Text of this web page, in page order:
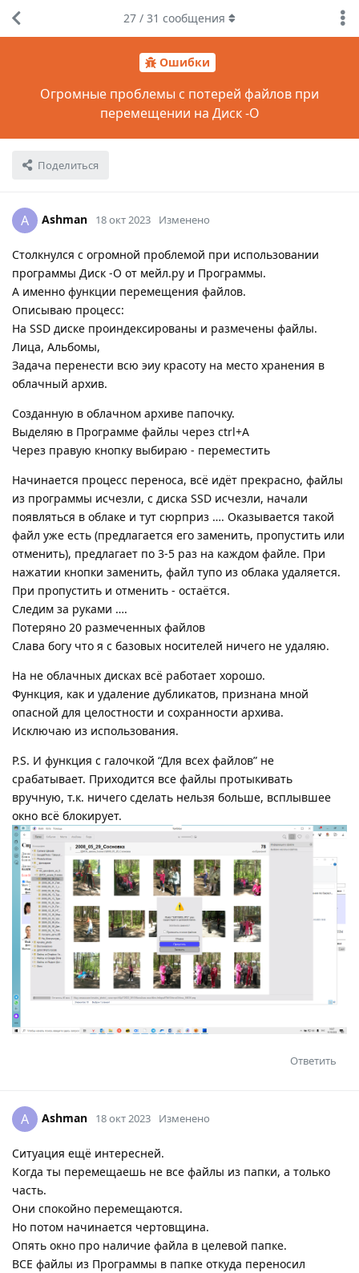
Ошибки
Огромные проблемы с потерей файлов при
перемещении на Диск -О
Поделиться
27 / 31 сообщения
A Ashman 18 окт 2023 Изменено
Столкнулся с огромной проблемой при использовании
программы Диск -О от мейл.ру и Программы.
А именно функции перемещения файлов.
Описываю процесс:
На SSD диске проиндексированы и размечены файлы.
Лица, Альбомы,
Задача перенести всю эиу красоту на место хранения в
облачный архив.
Созданную в облачном архиве папочку.
Выделяю в Программе файлы через ctrl+A
Через правую кнопку выбираю - переместить
Начинается процесс переноса, всё идёт прекрасно, файлы
из программы исчезли, с диска SSD исчезли, начали
появляться в облаке и тут сюрприз …. Оказывается такой
файл уже есть (предлагается его заменить, пропустить или
отменить), предлагает по 3-5 раз на каждом файле. При
нажатии кнопки заменить, файл тупо из облака удаляется.
При пропустить и отменить - остаётся.
Следим за руками ….
Потеряно 20 размеченных файлов
Слава богу что я с базовых носителей ничего не удаляю.
На не облачных дисках всё работает хорошо.
Функция, как и удаление дубликатов, признана мной
опасной для целостности и сохранности архива.
Исключаю из использования.
P.S. И функция с галочкой “Для всех файлов” не
срабатывает. Приходится все файлы протыкивать
вручную, т.к. ничего сделать нельзя больше, всплывшее
окно всё блокирует.
Ответить
A Ashman 18 окт 2023 Изменено
Ситуация ещё интересней.
Когда ты перемещаешь не все файлы из папки, а только
часть.
Они спокойно перемещаются.
Но потом начинается чертовщина.
Опять окно про наличие файла в целевой папке.
ВСЕ файлы из Программы в папке откуда переносил